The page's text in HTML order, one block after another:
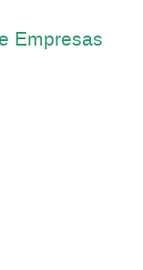
Empresas